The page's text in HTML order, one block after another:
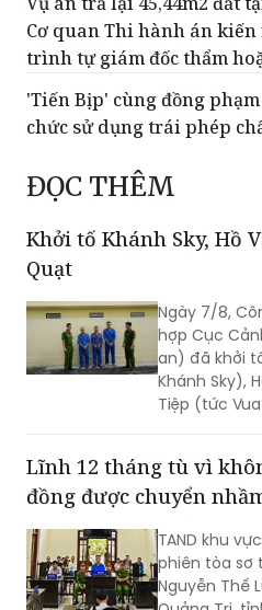
'Tiến Bịp' cùng đồng
chức sử dụng trái phép
ĐỌC THÊM
Khởi tố Khánh Sky, Hồ
Ngày 7/8,
an) đã khởi
Khánh Sky),
Tiệp (tức
hành vi liên
phát sinh từ
mạng xã hội.
Lĩnh 12 tháng tù vì
TAND khu
phiên tòa sơ
Nguyễn Thế
Quảng Trị,
giữ tài sản